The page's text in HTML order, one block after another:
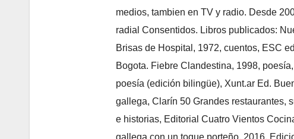
medios, tambien en TV y radio. Desde
radial Consentidos. Libros publicados:
Brisas de Hospital, 1972, cuentos, ESC
Bogota. Fiebre Clandestina, 1998,
poesía (edición bilingüe), Xunt.ar Ed.
gallega, Clarín 50 Grandes restaurantes,
e historias, Editorial Cuatro Vientos
gallega con un toque porteño, 2016,